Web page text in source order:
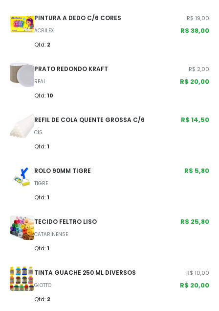
PINTURA A DEDO C/6 CORES
ACRILEX
Qtd: 2
R$ 19,00
R$ 38,00
PRATO REDONDO KRAFT
REAL
Qtd: 10
R$ 2,00
R$ 20,00
REFIL DE COLA QUENTE GROSSA C/6
CIS
Qtd: 1
R$ 14,50
ROLO 90MM TIGRE
TIGRE
Qtd: 1
R$ 5,80
TECIDO FELTRO LISO
CATARINENSE
Qtd: 1
R$ 25,80
TINTA GUACHE 250 ML DIVERSOS
GIOTTO
Qtd: 2
R$ 10,00
R$ 20,00